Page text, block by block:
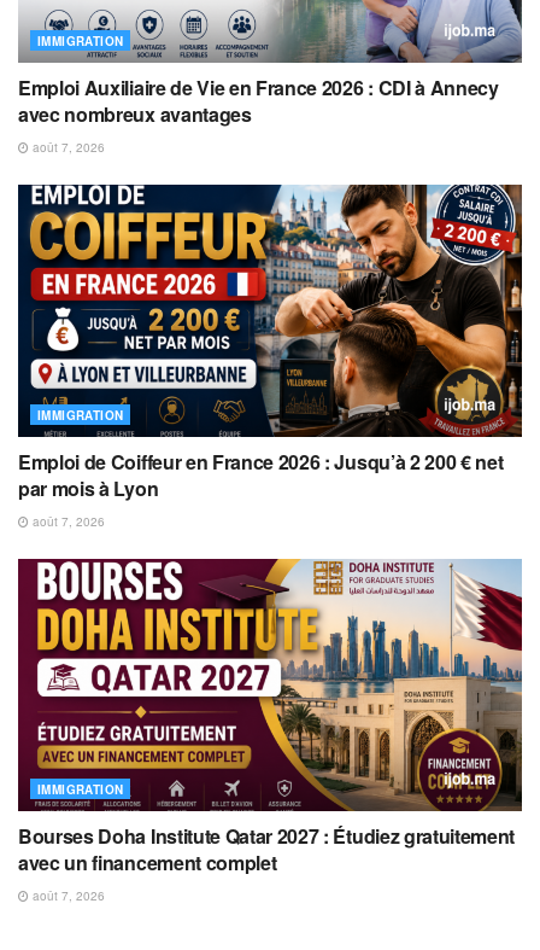
IMMIGRATION
Emploi Auxiliaire de Vie en France 2026 : CDI à Annecy
avec nombreux avantages
août 7, 2026
IMMIGRATION
Emploi de Coiffeur en France 2026 : Jusqu’à 2 200 € net
par mois à Lyon
août 7, 2026
IMMIGRATION
Bourses Doha Institute Qatar 2027 : Étudiez gratuitement
avec un financement complet
août 7, 2026